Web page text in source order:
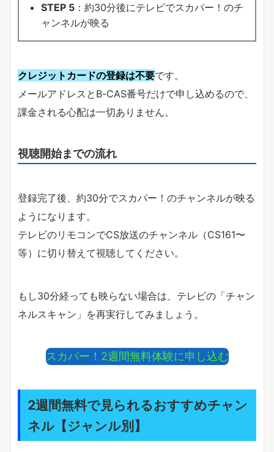
STEP 5 ：約30分後にテレビでスカパー！のチ
ャンネルが映る
クレジットカードの登録は不要です。
メールアドレスとB-CAS番号だけで申し込めるので、
課金される心配は一切ありません。
視聴開始までの流れ
登録完了後、約30分でスカパー！のチャンネルが映る
ようになります。
テレビのリモコンでCS放送のチャンネル（CS161〜
等）に切り替えて視聴してください。
もし30分経っても映らない場合は、テレビの「チャン
ネルスキャン」を再実行してみましょう。
スカパー！2週間無料体験に申し込む
2週間無料で見られるおすすめチャン
ネル【ジャンル別】